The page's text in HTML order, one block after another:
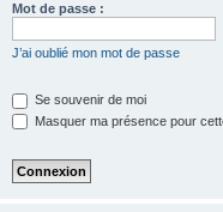
Mot de passe :
J’ai oublié mon mot de passe
Se souvenir de moi
Masquer ma présence pour